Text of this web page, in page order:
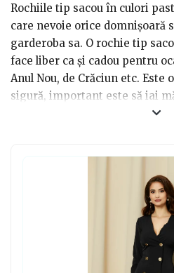
Rochiile tip sacou în culori
care nevoie orice domnișoară
garderoba sa. O rochie tip
face liber ca și cadou pentru
Anul Nou, de Crăciun etc. Este
sigură, important este să iai
dăruiește emoții pozitive cu
neajunsurile vor fi ascunse cu